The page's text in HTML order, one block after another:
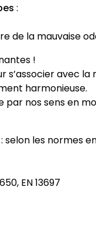
:
de la mauvaise
!
avec la
harmonieuse.
par nos sens en
les normes
EN 13697